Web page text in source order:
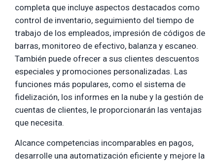
completa que incluye aspectos destacados como
control de inventario, seguimiento del tiempo de
trabajo de los empleados, impresión de códigos de
barras, monitoreo de efectivo, balanza y escaneo.
También puede ofrecer a sus clientes descuentos
especiales y promociones personalizadas. Las
funciones más populares, como el sistema de
fidelización, los informes en la nube y la gestión de
cuentas de clientes, le proporcionarán las ventajas
que necesita.
Alcance competencias incomparables en pagos,
desarrolle una automatización eficiente y mejore la